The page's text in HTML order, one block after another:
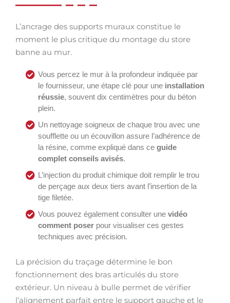
L’ancrage des supports muraux constitue le
moment le plus critique du montage du store
banne au mur.
Vous percez le mur à la profondeur indiquée par
le fournisseur, une étape clé pour une installation
réussie, souvent dix centimètres pour du béton
plein.
Un nettoyage soigneux de chaque trou avec une
soufflette ou un écouvillon assure l’adhérence de
la résine, comme expliqué dans ce guide
complet conseils avisés.
L’injection du produit chimique doit remplir le trou
de perçage aux deux tiers avant l’insertion de la
tige filetée.
Vous pouvez également consulter une vidéo
comment poser pour visualiser ces gestes
techniques avec précision.
La précision du traçage détermine le bon
fonctionnement des bras articulés du store
extérieur. Un niveau à bulle permet de vérifier
l’alignement parfait entre le support gauche et le